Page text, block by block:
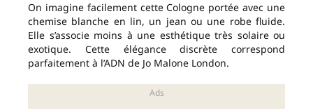
On imagine facilement cette Cologne portée avec une
chemise blanche en lin, un jean ou une robe fluide.
Elle s’associe moins à une esthétique très solaire ou
exotique. Cette élégance discrète correspond
parfaitement à l’ADN de Jo Malone London.